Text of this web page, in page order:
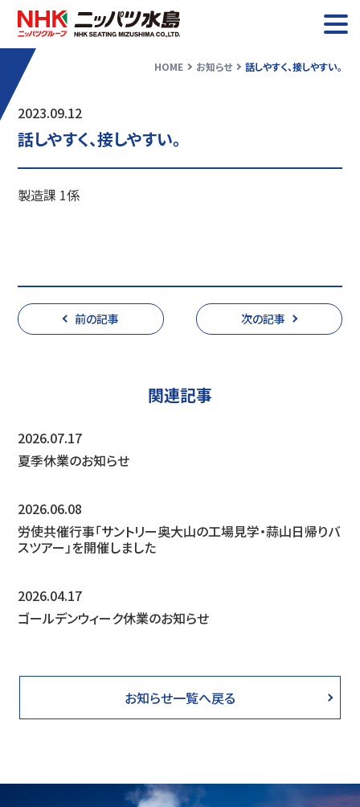
ニッパツ水島について
業務紹介
HOME お知らせ 話しやすく、接しやすい。
2023.09.12
話しやすく、接しやすい。
製造課 1係
前の記事 次の記事
関連記事
2026.07.17
夏季休業のお知らせ
2026.06.08
労使共催行事「サントリー奥大山の工場見学・蒜山日帰りバ
スツアー」を開催しました
2026.04.17
ゴールデンウィーク休業のお知らせ
お知らせ一覧へ戻る